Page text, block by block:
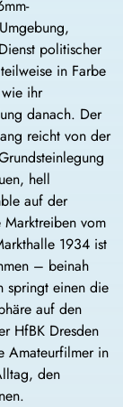
politischer
in Farbe
ihr
danach. Der
reicht von der
hell
auf der
Marktreiben vom
1934 ist
– beinah
springt einen die
auf den
HfBK Dresden
Amateurfilmer in
den